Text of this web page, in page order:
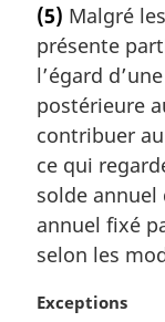
t
e
m
a
r
g
i
n
a
e
:
(5) Malgré
présente
l’égard
postérieure
contribuer
ce qui
solde annuel
annuel fixé
selon les
N
Exceptions